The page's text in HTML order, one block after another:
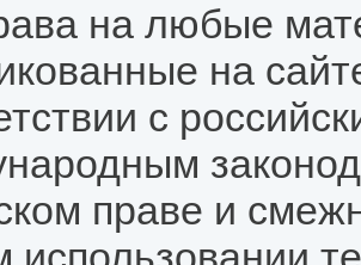
на любые
на
с
праве и